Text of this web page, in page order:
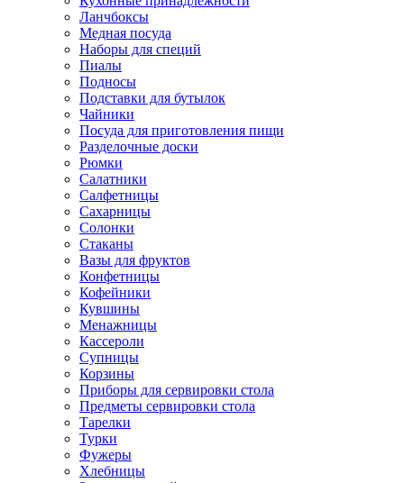
Ланчбоксы
Медная посуда
Наборы для специй
Пиалы
Подносы
Подставки для бутылок
Чайники
Посуда для приготовления пищи
Разделочные доски
Рюмки
Салатники
Салфетницы
Сахарницы
Солонки
Стаканы
Вазы для фруктов
Конфетницы
Кофейники
Кувшины
Менажницы
Кассероли
Супницы
Корзины
Приборы для сервировки стола
Предметы сервировки стола
Тарелки
Турки
Фужеры
Хлебницы